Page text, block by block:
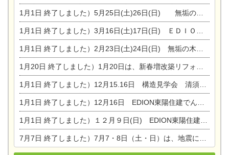
1月1日 終了しました）5月25日(土)26日(日) 無垢の木の家体感見学会開催☆
1月1日 終了しました）3月16日(土)17日(日) ＥＤＩＯＮ東陽住建でんき館 総決算まつり
1月1日 終了しました）2月23日(土)24日(日) 無垢の木の家 完成見学会
1月20日 終了しました）1月20日は、新春増改築リフォームまつり＆家の修理祭り＆家電まつりです。
1月1日 終了しました）12月15.16日 構造見学会 清須市西枇杷島町弁天
1月1日 終了しました）12月16日 EDION東陽住建でんき OPEN第二弾イベント！！
1月1日 終了しました）１２月９日(日) EDION東陽住建でんき館プレＯＰＥＮ！＆家の修理まつり
7月7日 終了しました）7月7・8日（土・日）は、地震に強くて安心！暮らしを楽しむ東濃ひのきの平屋の家体験見学会を開催します。ぜひお越しください。